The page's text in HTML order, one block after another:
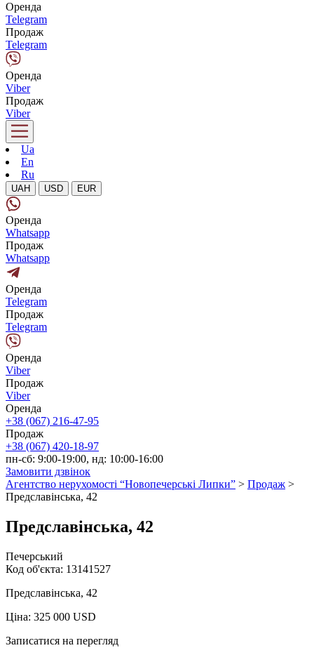
Оренда
Telegram
Продаж
Telegram
Оренда
Viber
Продаж
Viber
Ua
En
Ru
UAH USD EUR
Оренда
Whatsapp
Продаж
Whatsapp
Оренда
Telegram
Продаж
Telegram
Оренда
Viber
Продаж
Viber
Оренда
+38 (067) 216-47-95
Продаж
+38 (067) 420-18-97
пн-сб: 9:00-19:00, нд: 10:00-16:00
Замовити дзвінок
Агентство нерухомості “Новопечерські Липки” > Продаж >
Предславінська, 42
Предславінська, 42
Печерський
Код об'єкта: 13141527
Предславінська, 42
Ціна: 325 000 USD
Записатися на перегляд